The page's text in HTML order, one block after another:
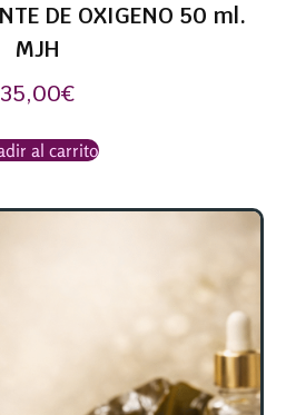
DE OXIGENO 50 ml.
MJH
35,00€
al carrito